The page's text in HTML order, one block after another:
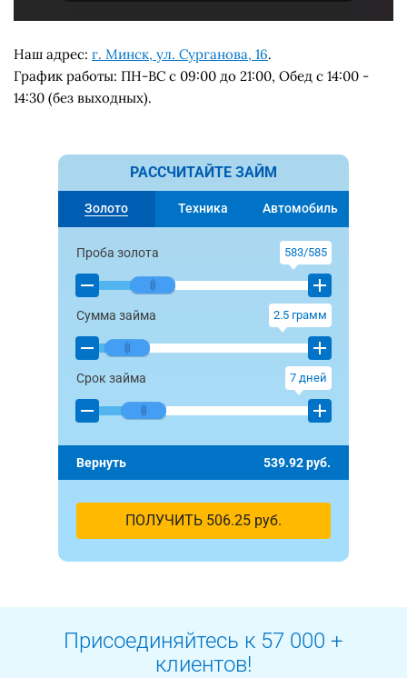
Наш адрес: г. Минск, ул. Сурганова, 16.
График работы: ПН-ВС с 09:00 до 21:00, Обед с 14:00 -
14:30 (без выходных).
РАССЧИТАЙТЕ ЗАЙМ
Золото Техника Автомобиль
Проба золота 583/585
Сумма займа 2.5 грамм
Срок займа 7 дней
Вернуть 539.92руб.
ПОЛУЧИТЬ 506.25 руб.
Присоединяйтесь к 57 000 +
клиентов!